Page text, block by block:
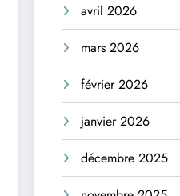
avril 2026
mars 2026
février 2026
janvier 2026
décembre 2025